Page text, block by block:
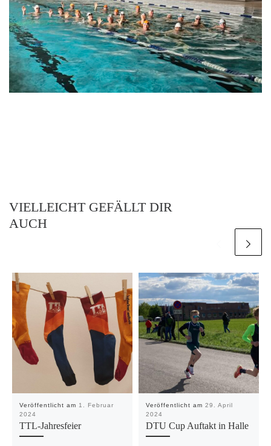
VIELLEICHT GEFÄLLT DIR
AUCH
Veröffentlicht am 1. Februar
2024
TTL-Jahresfeier
Veröffentlicht am 29. April
2024
DTU Cup Auftakt in Halle